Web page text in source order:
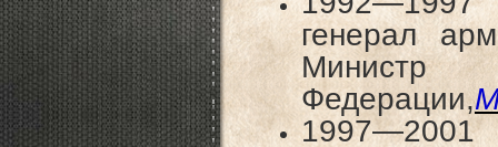
генерал
Федерации,
1997—2001